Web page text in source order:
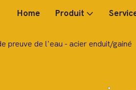
Home Produit
preuve de l'eau - acier enduit/gainé